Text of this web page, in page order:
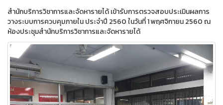
สำนักบริการวิชาการและจัดหารายได้ เข้ารับการตรวจสอบประเมินผลการ
วางระบบการควบคุมภายใน ประจำปี 2560 ในวันที่ 1 พฤศจิกายน 2560 ณ
ห้องประชุมสำนักบริการวิชาการและจัดหารายได้